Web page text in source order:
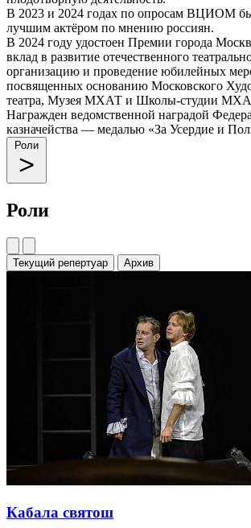
В 2023 и 2024 годах по опросам ВЦИОМ
лучшим актёром по мнению россиян.
В 2024 году удостоен Премии города
вклад в развитие отечественного
организацию и проведение юбилейных
посвященных основанию Московского
театра, Музея МХАТ и Школы-студии
Награжден ведомственной наградой
казначейства — медалью «За Усердие и
Роли
Роли
Текущий репертуар Архив
Кабала святош